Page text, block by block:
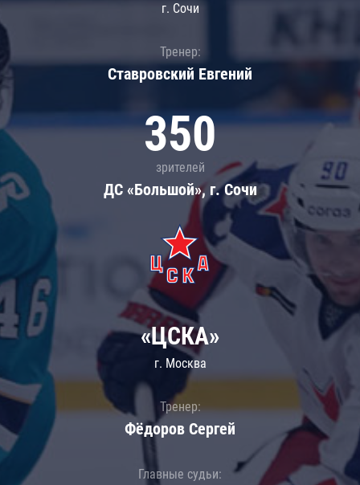
г. Сочи
Тренер:
Ставровский Евгений
350
зрителей
ДС «Большой», г. Сочи
«ЦСКА»
г. Москва
Тренер:
Фёдоров Сергей
Главные судьи: